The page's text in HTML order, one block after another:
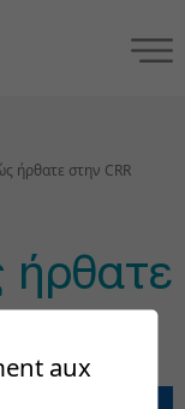
ήρθατε στην CRR
aux